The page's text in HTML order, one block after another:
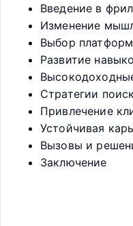
Введение в
Изменение
Выбор платформ
Развитие
Стратегии
Привлечение
Устойчивая
Вызовы и
Заключение